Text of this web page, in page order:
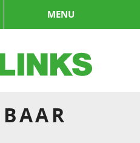
MENU